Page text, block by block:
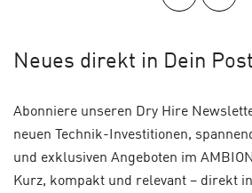
Neues direkt in Dein
Abonniere unseren Dry Hire
neuen Technik-Investitionen,
und exklusiven Angeboten im
Kurz, kompakt und relevant – direkt